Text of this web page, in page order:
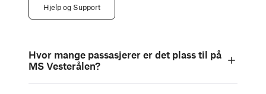
Hjelp og Support
Hvor mange passasjerer er det plass til på
MS Vesterålen?